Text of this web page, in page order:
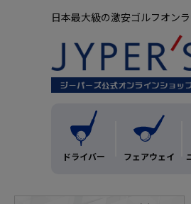
日本最大級の激安ゴルフオン
ドライバー フェアウェイ